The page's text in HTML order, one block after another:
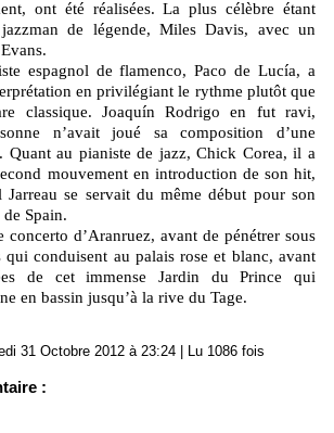
ont été réalisées. La plus célèbre étant
de légende, Miles Davis, avec un
espagnol de flamenco, Paco de Lucía, a
en privilégiant le rythme plutôt que
classique. Joaquín Rodrigo en fut ravi,
n’avait joué sa composition d’une
Quant au pianiste de jazz, Chick Corea, il a
mouvement en introduction de son hit,
Jarreau se servait du même début pour son
Spain.
d’Aranruez, avant de pénétrer sous
qui conduisent au palais rose et blanc, avant
de cet immense Jardin du Prince qui
en bassin jusqu’à la rive du Tage.
31 Octobre 2012 à 23:24 | Lu 1086 fois
: